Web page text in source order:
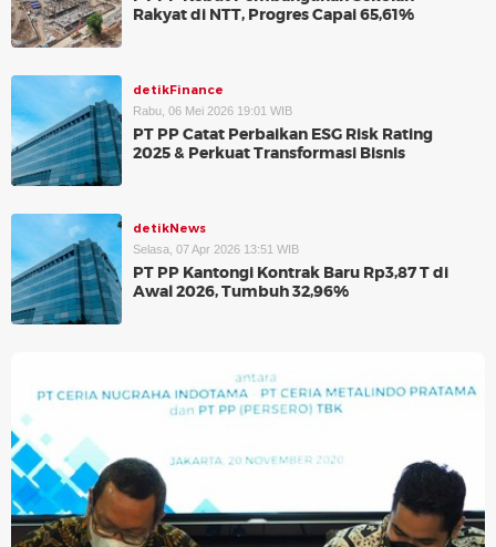
Rakyat di NTT, Progres Capai 65,61%
detikFinance
Rabu, 06 Mei 2026 19:01 WIB
PT PP Catat Perbaikan ESG Risk Rating
2025 & Perkuat Transformasi Bisnis
detikNews
Selasa, 07 Apr 2026 13:51 WIB
PT PP Kantongi Kontrak Baru Rp3,87 T di
Awal 2026, Tumbuh 32,96%